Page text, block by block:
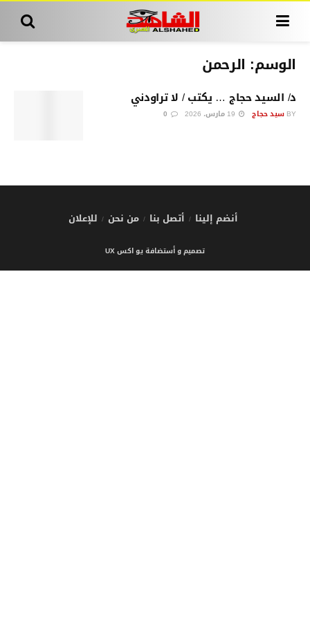
الوسم: الرحمن
د/ السيد حجاج … يكتب / لا تراودني
BY سيد حجاج
أنضم إلينا أتصل بنا من نحن للإعلان
تصميم و أستضافة يو اكس UX